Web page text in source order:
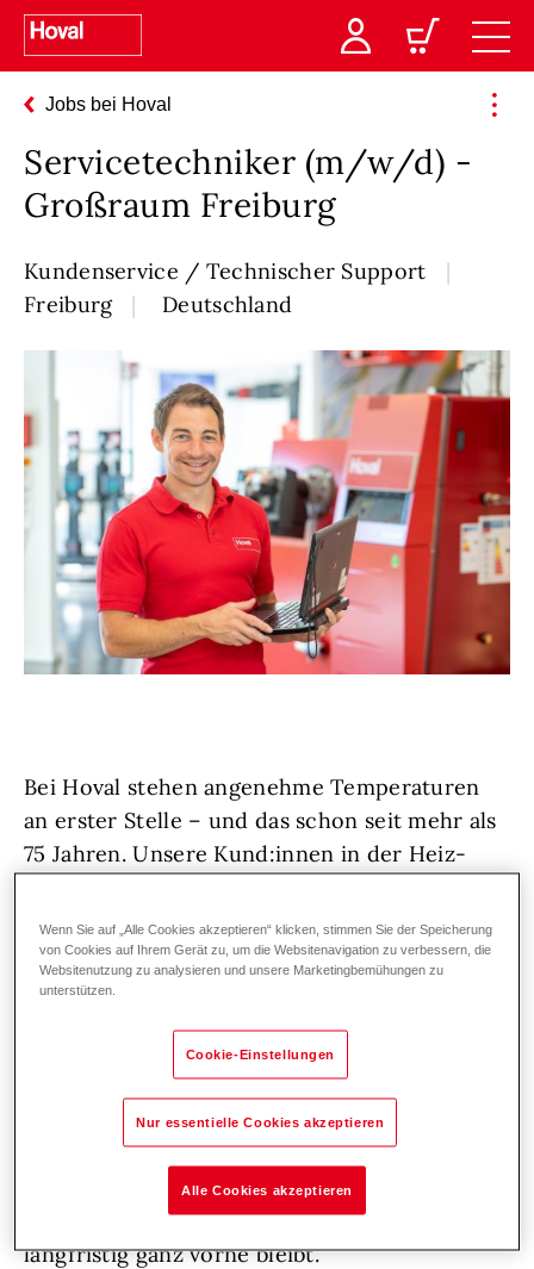
Jobs bei Hoval
Servicetechniker (m/w/d) -
Großraum Freiburg
Kundenservice / Technischer Support
Freiburg
Deutschland
Bei Hoval stehen angenehme Temperaturen
an erster Stelle – und das schon seit mehr als
75 Jahren. Unsere Kund:innen in der Heiz-
Lösungen und exzellenten Service,
deutschland- und weltweit. Denn wir bei
Hoval lieben, was wir tun!
Wir wachsen weiter und suchen zur
Unterstützung aufgeschlossene
Persönlichkeiten, die sich voller Herzblut um
ihre Aufgaben kümmern, frische Impulse
setzen und durch ihren vorausschauenden
Einsatz dafür sorgen, dass Hoval auch
langfristig ganz vorne bleibt.
Wenn Sie auf „Alle Cookies akzeptieren“ klicken, stimmen Sie der Speicherung
von Cookies auf Ihrem Gerät zu, um die Websitenavigation zu verbessern, die
Websitenutzung zu analysieren und unsere Marketingbemühungen zu
unterstützen.
Cookie-Einstellungen
Nur essentielle Cookies akzeptieren
Alle Cookies akzeptieren